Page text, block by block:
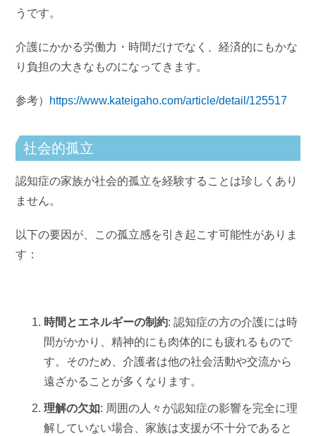
うです。
介護にかかる労働力・時間だけでなく、経済的にもかな
り負担の大きなものになってきます。
参考） https://www.kateigaho.com/article/detail/125517
社会的孤立
認知症の家族が社会的孤立を経験することは珍しくあり
ません。
以下の要因が、この孤立感を引き起こす可能性がありま
す：
時間とエネルギーの制約: 認知症の方の介護には時
間がかかり、精神的にも肉体的にも疲れるもので
す。そのため、介護者は他の社会活動や交流から
遠ざかることが多くなります。
理解の欠如: 周囲の人々が認知症の影響を完全に理
解していない場合、家族は支援が不十分であると